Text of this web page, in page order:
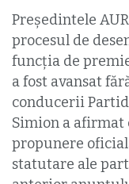
Președintele
procesul de
funcția de
a fost avansat
conducerii
Simion a afirmat
propunere
statutare ale